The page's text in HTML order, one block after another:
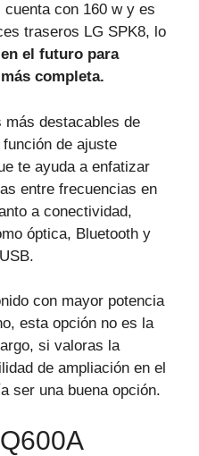
con 160 w y es
traseros LG SPK8, lo
el futuro para
completa.
destacables de
de ajuste
te ayuda a enfatizar
entre frecuencias en
a conectividad,
óptica, Bluetooth y
con mayor potencia
esta opción no es la
si valoras la
de ampliación en el
ser una buena opción.